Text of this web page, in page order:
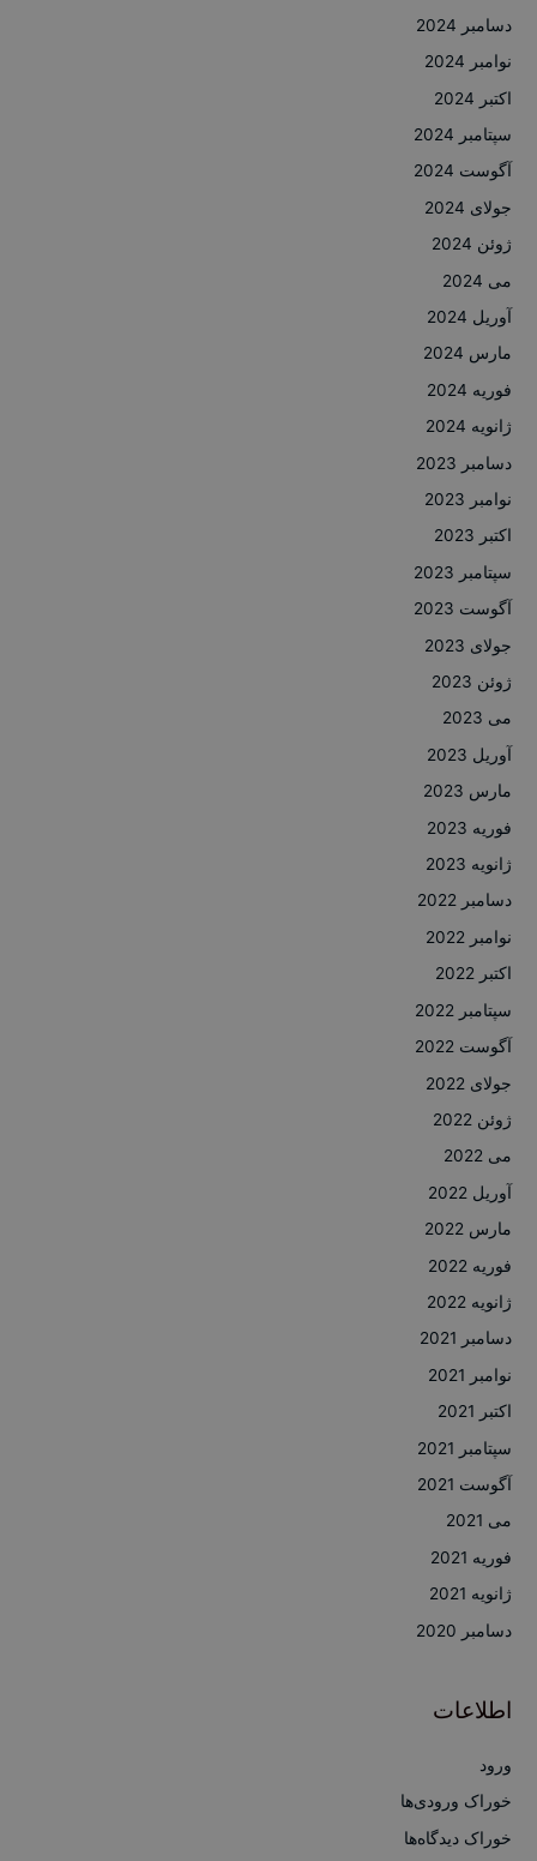
دسامبر 2024
نوامبر 2024
اکتبر 2024
سپتامبر 2024
آگوست 2024
جولای 2024
ژوئن 2024
می 2024
آوریل 2024
مارس 2024
فوریه 2024
ژانویه 2024
دسامبر 2023
نوامبر 2023
اکتبر 2023
سپتامبر 2023
آگوست 2023
جولای 2023
ژوئن 2023
می 2023
آوریل 2023
مارس 2023
فوریه 2023
ژانویه 2023
دسامبر 2022
نوامبر 2022
اکتبر 2022
سپتامبر 2022
آگوست 2022
جولای 2022
ژوئن 2022
می 2022
آوریل 2022
مارس 2022
فوریه 2022
ژانویه 2022
دسامبر 2021
نوامبر 2021
اکتبر 2021
سپتامبر 2021
آگوست 2021
می 2021
فوریه 2021
ژانویه 2021
دسامبر 2020
اطلاعات
ورود
خوراک ورودی‌ها
خوراک دیدگاه‌ها